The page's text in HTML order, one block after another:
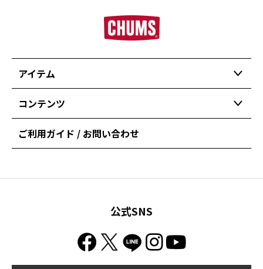
アイテム
コンテンツ
ご利用ガイド / お問い合わせ
公式SNS